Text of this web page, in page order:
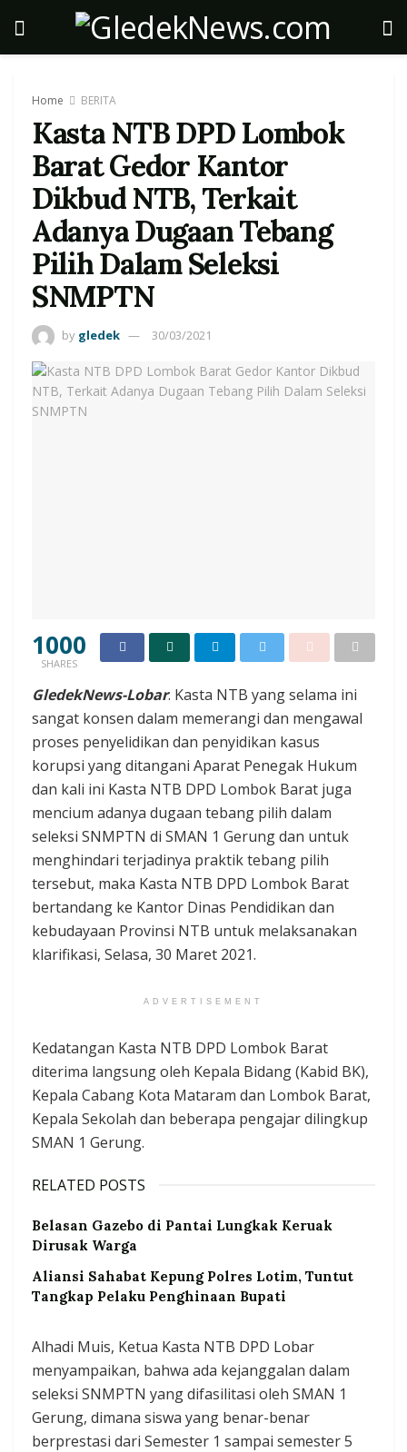
Home BERITA
Kasta NTB DPD Lombok
Barat Gedor Kantor
Dikbud NTB, Terkait
Adanya Dugaan Tebang
Pilih Dalam Seleksi
SNMPTN
by gledek 30/03/2021
1000
SHARES
GledekNews-Lobar. Kasta NTB yang selama ini
sangat konsen dalam memerangi dan mengawal
proses penyelidikan dan penyidikan kasus
korupsi yang ditangani Aparat Penegak Hukum
dan kali ini Kasta NTB DPD Lombok Barat juga
mencium adanya dugaan tebang pilih dalam
seleksi SNMPTN di SMAN 1 Gerung dan untuk
menghindari terjadinya praktik tebang pilih
tersebut, maka Kasta NTB DPD Lombok Barat
bertandang ke Kantor Dinas Pendidikan dan
kebudayaan Provinsi NTB untuk melaksanakan
klarifikasi, Selasa, 30 Maret 2021.
ADVERTISEMENT
Kedatangan Kasta NTB DPD Lombok Barat
diterima langsung oleh Kepala Bidang (Kabid BK),
Kepala Cabang Kota Mataram dan Lombok Barat,
Kepala Sekolah dan beberapa pengajar dilingkup
SMAN 1 Gerung.
RELATED POSTS
Belasan Gazebo di Pantai Lungkak Keruak
Dirusak Warga
Aliansi Sahabat Kepung Polres Lotim, Tuntut
Tangkap Pelaku Penghinaan Bupati
Alhadi Muis, Ketua Kasta NTB DPD Lobar
menyampaikan, bahwa ada kejanggalan dalam
seleksi SNMPTN yang difasilitasi oleh SMAN 1
Gerung, dimana siswa yang benar-benar
berprestasi dari Semester 1 sampai semester 5